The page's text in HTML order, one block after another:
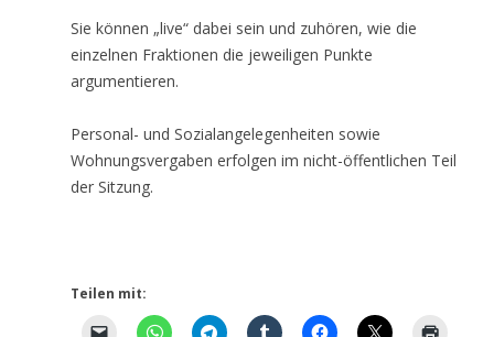
Sie können „live“ dabei sein und zuhören, wie die
einzelnen Fraktionen die jeweiligen Punkte
argumentieren.
Personal- und Sozialangelegenheiten sowie
Wohnungsvergaben erfolgen im nicht-öffentlichen Teil
der Sitzung.
Teilen mit: